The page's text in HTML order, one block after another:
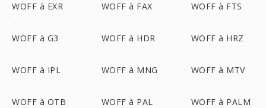
WOFF à EXR WOFF à FAX WOFF à FTS
WOFF à G3 WOFF à HDR WOFF à HRZ
WOFF à IPL WOFF à MNG WOFF à MTV
WOFF à OTB WOFF à PAL WOFF à PALM